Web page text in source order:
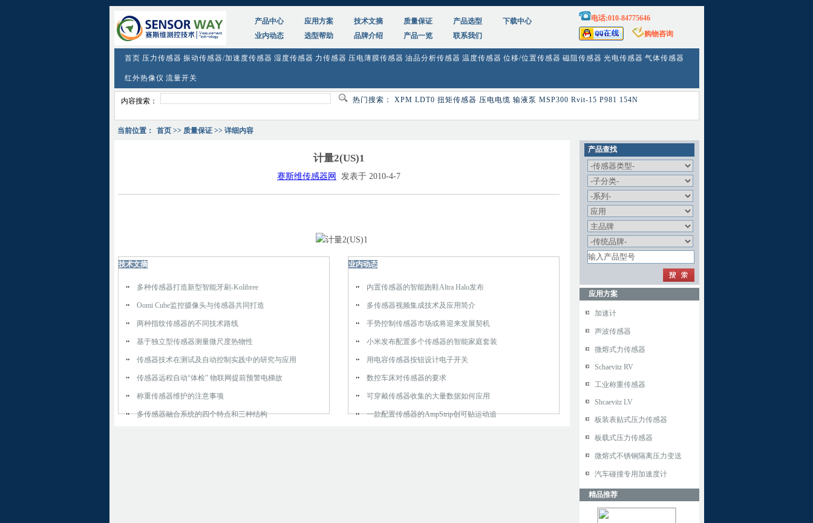
产品中心 应用方案 技术文摘 质量保证 产品选型
下载中心
业内动态
选型帮助 品牌介绍 产品一览 联系我们
电话:010-84775646
购物咨询
首页 压力传感器 振动传感器/加速度传感器 湿度传感器 力传感器 压电薄膜传感器 油品分析传感器 温度传感器 位移/位置传感器 磁阻传感器 光电传感器 气体传感器
红外热像仪 流量开关
内容搜索： 热门搜索： XPM LDT0 扭矩传感器 压电电缆 输液泵 MSP300 Rvit-15 P981 154N
当前位置： 首页>> 质量保证 >> 详细内容
计量2(US)1
赛斯维传感器网 发表于 2010-4-7
技术文摘
多种传感器打造新型智能牙刷-Kolibree
Oomi Cube监控摄像头与传感器共同打造
两种指纹传感器的不同技术路线
基于独立型传感器测量微尺度热物性
传感器技术在测试及自动控制实践中的研究与应用
传感器远程自动“体检” 物联网提前预警电梯故
称重传感器维护的注意事项
多传感器融合系统的四个特点和三种结构
业内动态
内置传感器的智能跑鞋Altra Halo发布
多传感器视频集成技术及应用简介
手势控制传感器市场或将迎来发展契机
小米发布配置多个传感器的智能家庭套装
用电容传感器按钮设计电子开关
数控车床对传感器的要求
可穿戴传感器收集的大量数据如何应用
一款配置传感器的AmpStrip创可贴运动追
产品查找
应用方案
加速计
声波传感器
微熔式力传感器
Schaevitz RV
工业称重传感器
Shcaevitz LV
板装表贴式压力传感器
板载式压力传感器
微熔式不锈钢隔离压力变送
汽车碰撞专用加速度计
精品推荐